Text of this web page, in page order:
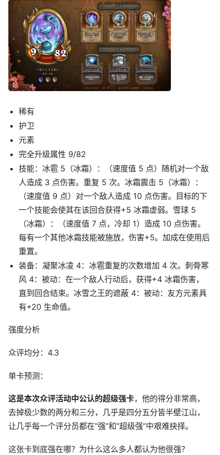
稀有
护卫
元素
完全升级属性 9/82
技能：冰雹 5（冰霜）：（速度值 5 点）随机对一个敌
人造成 3 点伤害。重复 5 次。冰霜震击 5（冰霜）：
（速度值 9 点）对一个敌人造成 10 点伤害。目标的下
一个技能会使其在该回合获得+5 冰霜虚弱。雪球 5
（冰霜）：（速度值 7 点，冷却 1）造成 10 点伤害。
每有一个其他冰霜技能被施放，伤害+5。加成在使用后
重置。
装备：凝聚冰凌 4：冰雹重复的次数增加 4 次。刺骨寒
风 4：被动：在一个敌人行动后，获得+4 冰霜伤害，
直到回合结束。冰雪之王的遮蔽 4：被动：友方元素具
有+20 生命值。
强度分析
众评均分：4.3
单卡预测：
这是本次众评活动中公认的超级强卡，他的得分非常高，
去掉极少数的两分和三分，几乎是四分五分皆半壁江山，
让几乎每一个评分员都在“强”和“超级强”中艰难抉择。
这张卡到底强在哪？为什么这么多人都认为他很强？